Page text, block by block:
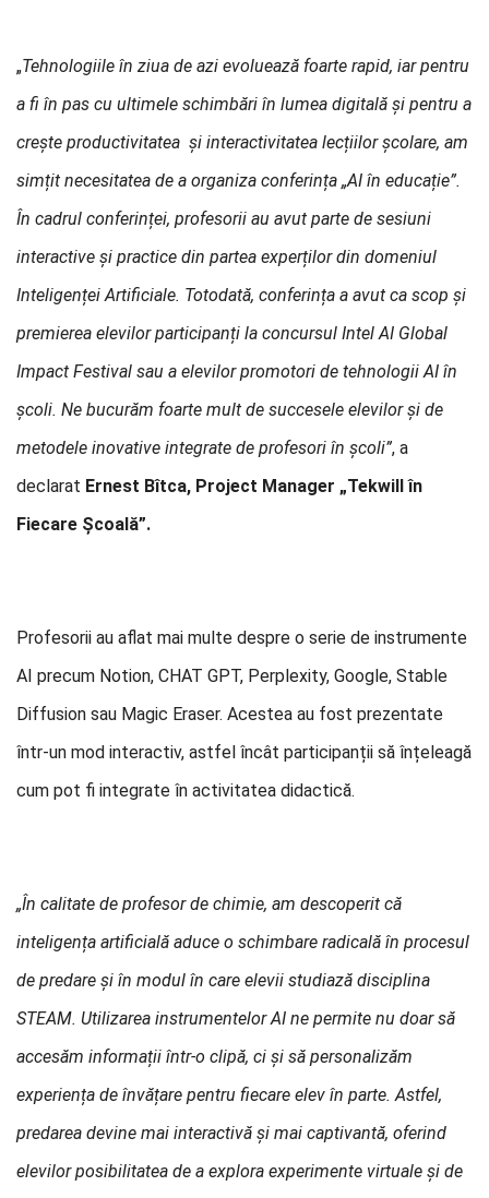
„Tehnologiile în ziua de azi evoluează foarte rapid, iar pentru
a fi în pas cu ultimele schimbări în lumea digitală și pentru a
crește productivitatea și interactivitatea lecțiilor școlare, am
simțit necesitatea de a organiza conferința „AI în educație”.
În cadrul conferinței, profesorii au avut parte de sesiuni
interactive și practice din partea experților din domeniul
Inteligenței Artificiale. Totodată, conferința a avut ca scop și
premierea elevilor participanți la concursul Intel AI Global
Impact Festival sau a elevilor promotori de tehnologii AI în
școli. Ne bucurăm foarte mult de succesele elevilor și de
metodele inovative integrate de profesori în școli”, a
declarat Ernest Bîtca, Project Manager „Tekwill în
Fiecare Școală”.
Profesorii au aflat mai multe despre o serie de instrumente
AI precum Notion, CHAT GPT, Perplexity, Google, Stable
Diffusion sau Magic Eraser. Acestea au fost prezentate
într-un mod interactiv, astfel încât participanții să înțeleagă
cum pot fi integrate în activitatea didactică.
„În calitate de profesor de chimie, am descoperit că
inteligența artificială aduce o schimbare radicală în procesul
de predare și în modul în care elevii studiază disciplina
STEAM. Utilizarea instrumentelor AI ne permite nu doar să
accesăm informații într-o clipă, ci și să personalizăm
experiența de învățare pentru fiecare elev în parte. Astfel,
predarea devine mai interactivă și mai captivantă, oferind
elevilor posibilitatea de a explora experimente virtuale și de